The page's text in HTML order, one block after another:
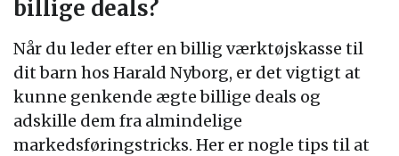
billige deals?
Når du leder efter en billig værktøjskasse til
dit barn hos Harald Nyborg, er det vigtigt at
kunne genkende ægte billige deals og
adskille dem fra almindelige
markedsføringstricks. Her er nogle tips til at